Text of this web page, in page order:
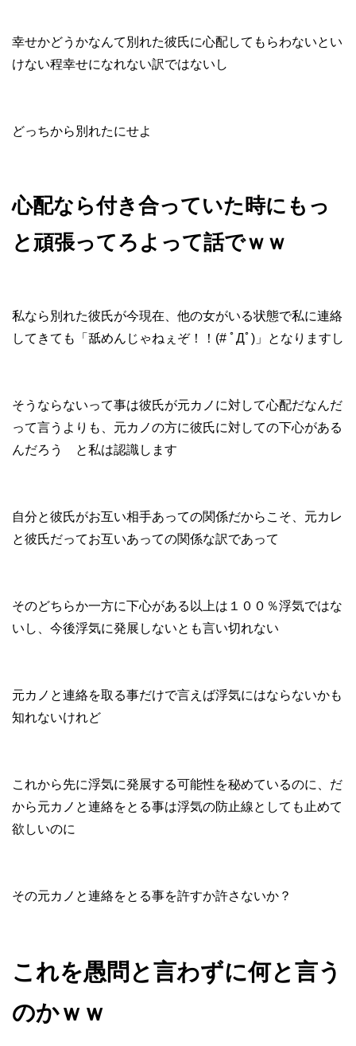
幸せかどうかなんて別れた彼氏に心配してもらわないとい
けない程幸せになれない訳ではないし
どっちから別れたにせよ
心配なら付き合っていた時にもっ
と頑張ってろよって話でｗｗ
私なら別れた彼氏が今現在、他の女がいる状態で私に連絡
してきても「舐めんじゃねぇぞ！！(# ﾟДﾟ)」となりますし
そうならないって事は彼氏が元カノに対して心配だなんだ
って言うよりも、元カノの方に彼氏に対しての下心がある
んだろう と私は認識します
自分と彼氏がお互い相手あっての関係だからこそ、元カレ
と彼氏だってお互いあっての関係な訳であって
そのどちらか一方に下心がある以上は１００％浮気ではな
いし、今後浮気に発展しないとも言い切れない
元カノと連絡を取る事だけで言えば浮気にはならないかも
知れないけれど
これから先に浮気に発展する可能性を秘めているのに、だ
から元カノと連絡をとる事は浮気の防止線としても止めて
欲しいのに
その元カノと連絡をとる事を許すか許さないか？
これを愚問と言わずに何と言う
のかｗｗ